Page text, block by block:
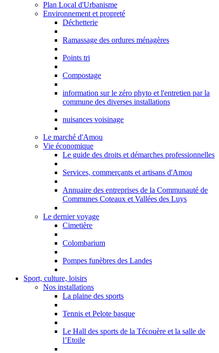
Plan Local d'Urbanisme
Environnement et propreté
Déchetterie
Ramassage des ordures ménagères
Points tri
Compostage
information sur le zéro phyto et l'entretien par la
commune des diverses installations
nuisances voisinage
Le marché d'Amou
Vie économique
Le guide des droits et démarches professionnelles
Services, commerçants et artisans d'Amou
Annuaire des entreprises de la Communauté de
Communes Coteaux et Vallées des Luys
Le dernier voyage
Cimetière
Colombarium
Pompes funèbres des Landes
Sport, culture, loisirs
Nos installations
La plaine des sports
Tennis et Pelote basque
Le Hall des sports de la Técouère et la salle de
l’Etoile